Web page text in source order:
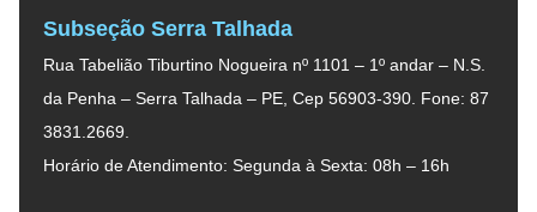
Subseção Serra Talhada
Rua Tabelião Tiburtino Nogueira nº 1101 – 1º andar – N.S.
da Penha – Serra Talhada – PE, Cep 56903-390. Fone: 87
3831.2669.
Horário de Atendimento: Segunda à Sexta: 08h – 16h